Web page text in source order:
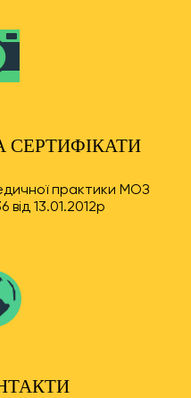
СЕРТИФІКАТИ
практики МОЗ
від 13.01.2012р